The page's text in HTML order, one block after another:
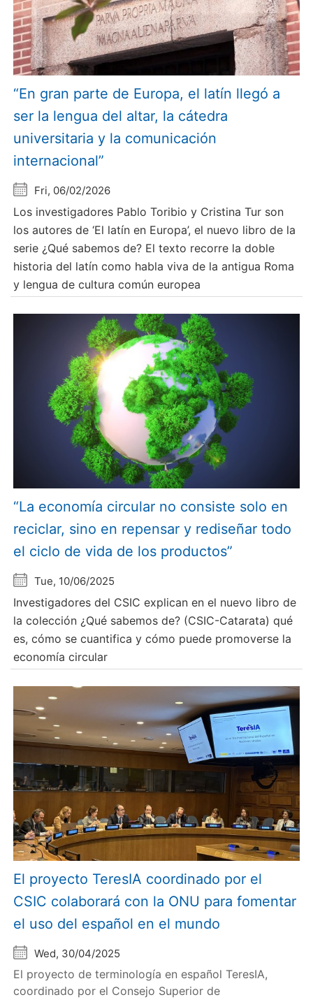
“En gran parte de Europa, el latín llegó a
ser la lengua del altar, la cátedra
universitaria y la comunicación
internacional”
Fri, 06/02/2026
Los investigadores Pablo Toribio y Cristina Tur son
los autores de ‘El latín en Europa’, el nuevo libro de la
serie ¿Qué sabemos de? El texto recorre la doble
historia del latín como habla viva de la antigua Roma
y lengua de cultura común europea
“La economía circular no consiste solo en
reciclar, sino en repensar y rediseñar todo
el ciclo de vida de los productos”
Tue, 10/06/2025
Investigadores del CSIC explican en el nuevo libro de
la colección ¿Qué sabemos de? (CSIC-Catarata) qué
es, cómo se cuantifica y cómo puede promoverse la
economía circular
El proyecto TeresIA coordinado por el
CSIC colaborará con la ONU para fomentar
el uso del español en el mundo
Wed, 30/04/2025
El proyecto de terminología en español TeresIA,
coordinado por el Consejo Superior de